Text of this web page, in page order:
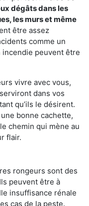
dégâts dans les
les murs et même
être assez
comme un
peuvent être
vivre avec vous,
dans vos
qu’ils le désirent.
bonne cachette,
chemin qui mène au
flair.
rongeurs sont des
peuvent être à
insuffisance rénale
cas de la peste.